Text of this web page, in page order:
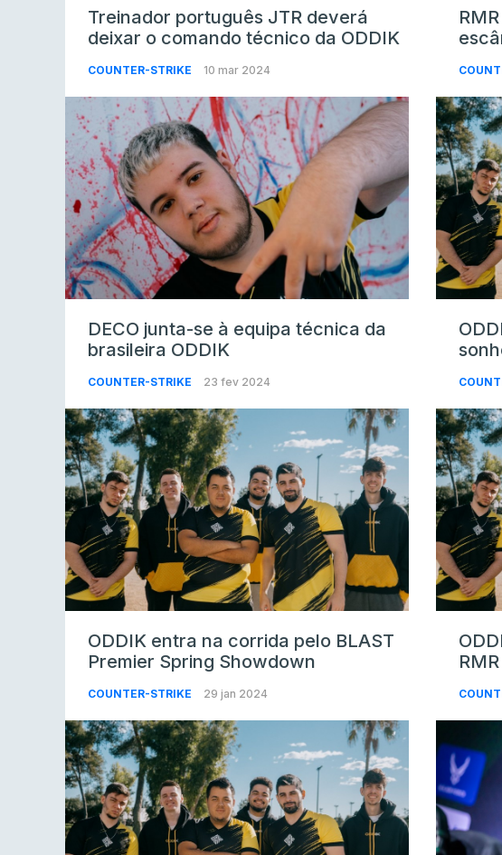
Treinador português JTR deverá
deixar o comando técnico da ODDIK
COUNTER-STRIKE 10 mar 2024
DECO junta-se à equipa técnica da
brasileira ODDIK
COUNTER-STRIKE 23 fev 2024
ODDIK entra na corrida pelo BLAST
Premier Spring Showdown
COUNTER-STRIKE 29 jan 2024